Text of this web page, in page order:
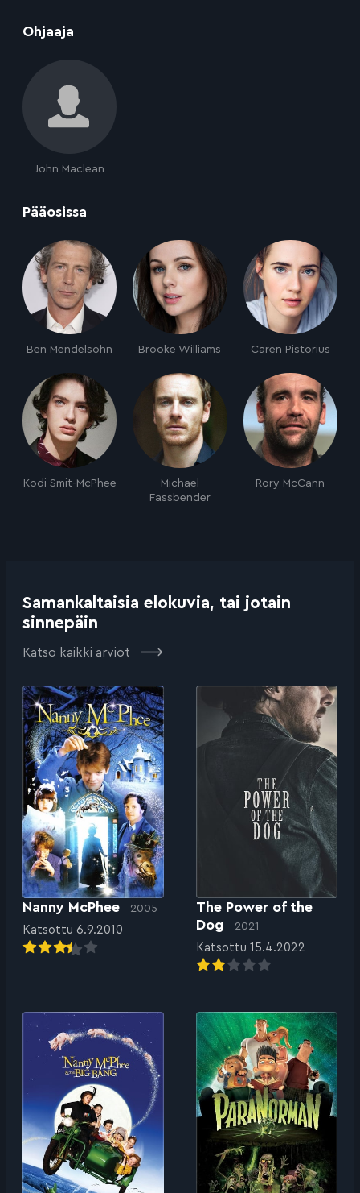
Ohjaaja
John Maclean
Pääosissa
Ben Mendelsohn Brooke Williams Caren Pistorius
Kodi Smit-McPhee
Michael
Fassbender
Rory McCann
Samankaltaisia elokuvia, tai jotain
sinnepäin
Katso kaikki arviot
Nanny McPhee 2005
Katsottu 6.9.2010
The Power of the
Dog
2021
Katsottu 15.4.2022